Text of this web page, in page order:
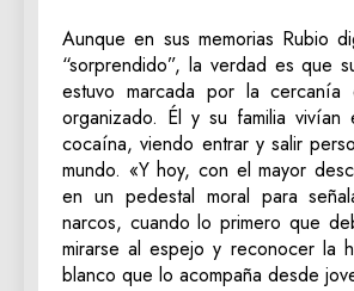
Aunque en sus memorias Rubio
“sorprendido”, la verdad es que
estuvo marcada por la cercanía
organizado. Él y su familia vivían
cocaína, viendo entrar y salir
mundo. «Y hoy, con el mayor
en un pedestal moral para
narcos, cuando lo primero que
mirarse al espejo y reconocer la
blanco que lo acompaña desde